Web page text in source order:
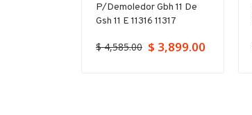
P/demoledor Gbh 11 De
Gsh 11 E 11316 11317
$ 4,585.00 $ 3,899.00